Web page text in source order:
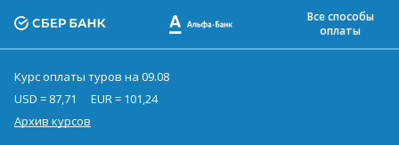
Все способы
оплаты
Курс оплаты туров на 09.08
USD = 87,71
EUR = 101,24
Архив курсов